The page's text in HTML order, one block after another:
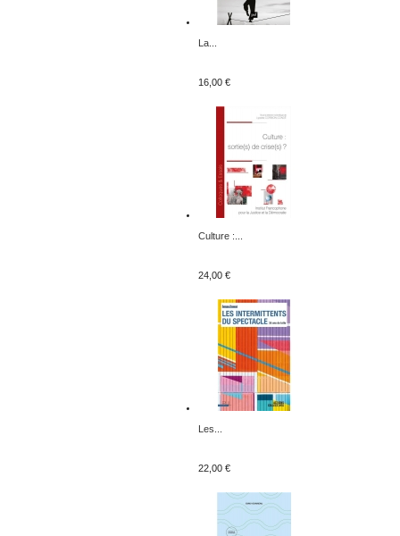
La...
16,00 €
Culture :...
24,00 €
Les...
22,00 €